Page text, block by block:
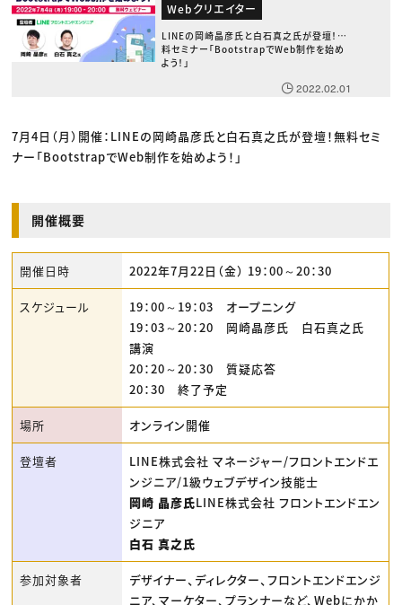
Webクリエイター
LINEの岡崎晶彦氏と白石真之氏が登壇！無
料セミナー「BootstrapでWeb制作を始め
よう！」
2022.02.01
7月4日（月）開催：LINEの岡崎晶彦氏と白石真之氏が登壇！無料セミ
ナー「BootstrapでWeb制作を始めよう！」
開催概要
開催日時 2022年7月22日（金） 19：00～20：30
スケジュール
19：00～19：03 オープニング
19：03～20：20 岡崎晶彦氏 白石真之氏
講演
20：20～20：30 質疑応答
20：30 終了予定
場所 オンライン開催
登壇者
LINE株式会社 マネージャー/フロントエンドエ
ンジニア/1級ウェブデザイン技能士
岡崎 晶彦氏LINE株式会社 フロントエンドエン
ジニア
白石 真之氏
参加対象者
デザイナー、ディレクター、フロントエンドエンジ
ニア、マーケター、プランナーなど、Webにかか